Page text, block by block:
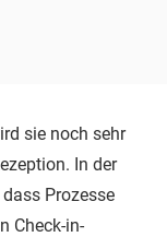
sie noch sehr
In der
Prozesse
Check-in-